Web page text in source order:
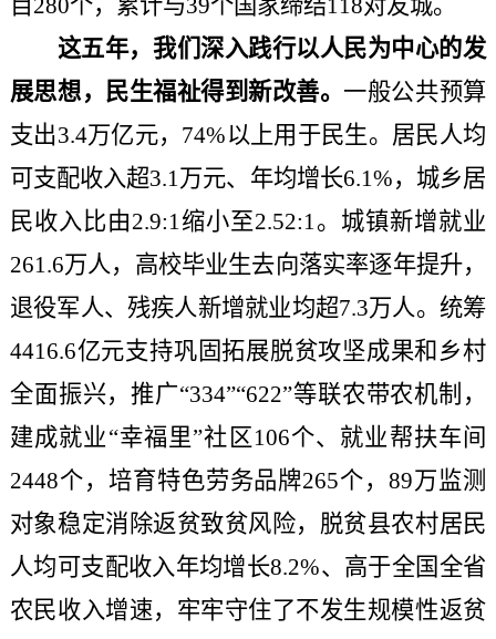
目280个，累计与39个国家缔结118对友城。
这五年，我们深入践行以人民为中心的发
展思想，民生福祉得到新改善。 一般公共预算
支出3.4万亿元，74%以上用于民生。居民人均
可支配收入超3.1万元、年均增长6.1%，城乡居
民收入比由2.9:1缩小至2.52:1。城镇新增就业
261.6万人，高校毕业生去向落实率逐年提升，
退役军人、残疾人新增就业均超7.3万人。统筹
4416.6亿元支持巩固拓展脱贫攻坚成果和乡村
全面振兴，推广“334”“622”等联农带农机制，
建成就业“幸福里”社区106个、就业帮扶车间
2448个，培育特色劳务品牌265个，89万监测
对象稳定消除返贫致贫风险，脱贫县农村居民
人均可支配收入年均增长8.2%、高于全国全省
农民收入增速，牢牢守住了不发生规模性返贫